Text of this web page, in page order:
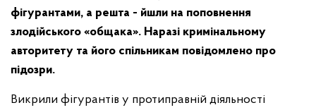
фігурантами, а решта - йшли на поповнення
злодійського «общака». Наразі кримінальному
авторитету та його спільникам повідомлено про
підозри.
Викрили фігурантів у протиправній діяльності